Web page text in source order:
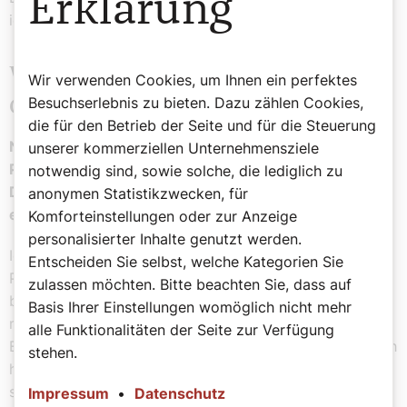
ich ihnen für das vergangene Jahr Danke sage.
Wichtige Begleiter auf dem
Glaubensweg
Neben den beiden Priestern Pater Rudi Osanger und
Pater Franz Edlinger ist Ihnen auch Pater Philemon
Dollinger, der Pfarrer von Sankt Valentin-Landschach,
ein wichtiger Begleiter.
Ich bin sehr dankbar, dass Pater Philemon in unsere
Pfarre gekommen ist. Gleich zu Beginn seiner Tätigkeit
bei uns habe ich ihm in einem seelsorglichen Gespräch
mein Herz ausgeschüttet, ihm von meiner gescheiterten
Ehe, von meinem Mann und meinen Töchtern erzählt. Ich
habe Gott alles hingegeben. Dieses Gespräch hat mich
sehr berührt und meinem Leben und meiner Beziehung
Erklärung
Wir verwenden Cookies, um Ihnen ein perfektes
Besuchserlebnis zu bieten. Dazu zählen Cookies,
die für den Betrieb der Seite und für die Steuerung
unserer kommerziellen Unternehmensziele
notwendig sind, sowie solche, die lediglich zu
anonymen Statistikzwecken, für
Komforteinstellungen oder zur Anzeige
personalisierter Inhalte genutzt werden.
Entscheiden Sie selbst, welche Kategorien Sie
zulassen möchten. Bitte beachten Sie, dass auf
Basis Ihrer Einstellungen womöglich nicht mehr
alle Funktionalitäten der Seite zur Verfügung
stehen.
Impressum • Datenschutz